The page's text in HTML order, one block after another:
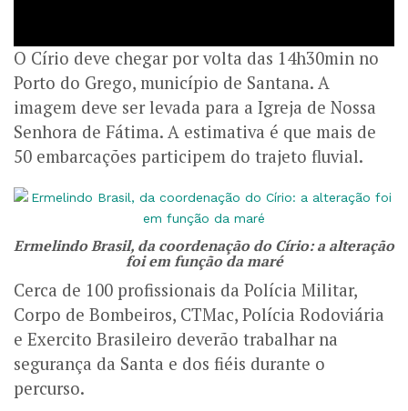
O Círio deve chegar por volta das 14h30min no
Porto do Grego, município de Santana. A
imagem deve ser levada para a Igreja de Nossa
Senhora de Fátima. A estimativa é que mais de
50 embarcações participem do trajeto fluvial.
Ermelindo Brasil, da coordenação do Círio: a alteração
foi em função da maré
Cerca de 100 profissionais da Polícia Militar,
Corpo de Bombeiros, CTMac, Polícia Rodoviária
e Exercito Brasileiro deverão trabalhar na
segurança da Santa e dos fiéis durante o
percurso.